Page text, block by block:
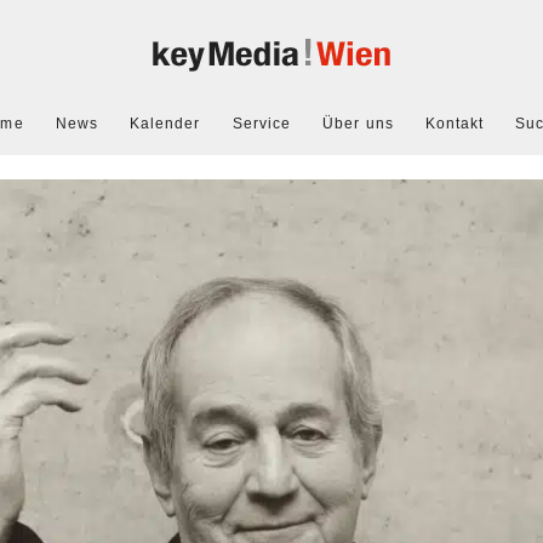
News Kalender Service Über uns Kontakt